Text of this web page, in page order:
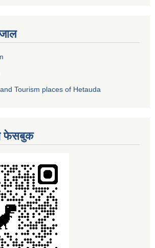
Tourism places of Hetauda
फेसबुक